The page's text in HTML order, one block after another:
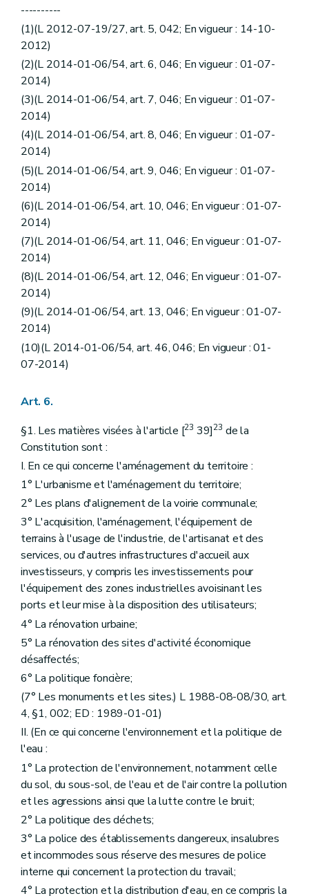
----------
(1)(L 2012-07-19/27, art. 5, 042; En vigueur : 14-10-
2012)
(2)(L 2014-01-06/54, art. 6, 046; En vigueur : 01-07-
2014)
(3)(L 2014-01-06/54, art. 7, 046; En vigueur : 01-07-
2014)
(4)(L 2014-01-06/54, art. 8, 046; En vigueur : 01-07-
2014)
(5)(L 2014-01-06/54, art. 9, 046; En vigueur : 01-07-
2014)
(6)(L 2014-01-06/54, art. 10, 046; En vigueur : 01-07-
2014)
(7)(L 2014-01-06/54, art. 11, 046; En vigueur : 01-07-
2014)
(8)(L 2014-01-06/54, art. 12, 046; En vigueur : 01-07-
2014)
(9)(L 2014-01-06/54, art. 13, 046; En vigueur : 01-07-
2014)
(10)(L 2014-01-06/54, art. 46, 046; En vigueur : 01-
07-2014)
Art. 6.
§1. Les matières visées à l'article [23 39]23 de la
Constitution sont :
I. En ce qui concerne l'aménagement du territoire :
1° L'urbanisme et l'aménagement du territoire;
2° Les plans d'alignement de la voirie communale;
3° L'acquisition, l'aménagement, l'équipement de
terrains à l'usage de l'industrie, de l'artisanat et des
services, ou d'autres infrastructures d'accueil aux
investisseurs, y compris les investissements pour
l'équipement des zones industrielles avoisinant les
ports et leur mise à la disposition des utilisateurs;
4° La rénovation urbaine;
5° La rénovation des sites d'activité économique
désaffectés;
6° La politique foncière;
(7° Les monuments et les sites.) L 1988-08-08/30, art.
4, §1, 002; ED : 1989-01-01)
II. (En ce qui concerne l'environnement et la politique de
l'eau :
1° La protection de l'environnement, notamment celle
du sol, du sous-sol, de l'eau et de l'air contre la pollution
et les agressions ainsi que la lutte contre le bruit;
2° La politique des déchets;
3° La police des établissements dangereux, insalubres
et incommodes sous réserve des mesures de police
interne qui concernent la protection du travail;
4° La protection et la distribution d'eau, en ce compris la